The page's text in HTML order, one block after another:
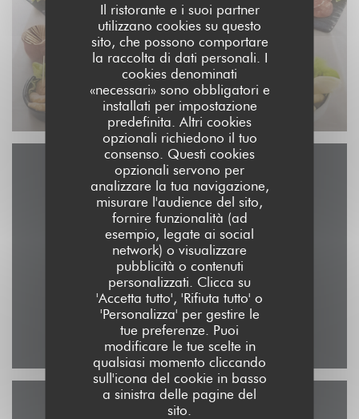
Il ristorante e i suoi partner
utilizzano cookies su questo
sito, che possono comportare
la raccolta di dati personali. I
cookies denominati
«necessari» sono obbligatori e
installati per impostazione
predefinita. Altri cookies
opzionali richiedono il tuo
consenso. Questi cookies
opzionali servono per
analizzare la tua navigazione,
misurare l'audience del sito,
fornire funzionalità (ad
esempio, legate ai social
network) o visualizzare
pubblicità o contenuti
personalizzati. Clicca su
'Accetta tutto', 'Rifiuta tutto' o
'Personalizza' per gestire le
tue preferenze. Puoi
modificare le tue scelte in
qualsiasi momento cliccando
sull'icona del cookie in basso
a sinistra delle pagine del
sito.
Contattaci
117 Rue de Solférino 59000 Lille
06 66 93 82 29
Facebook ((apre una nuova